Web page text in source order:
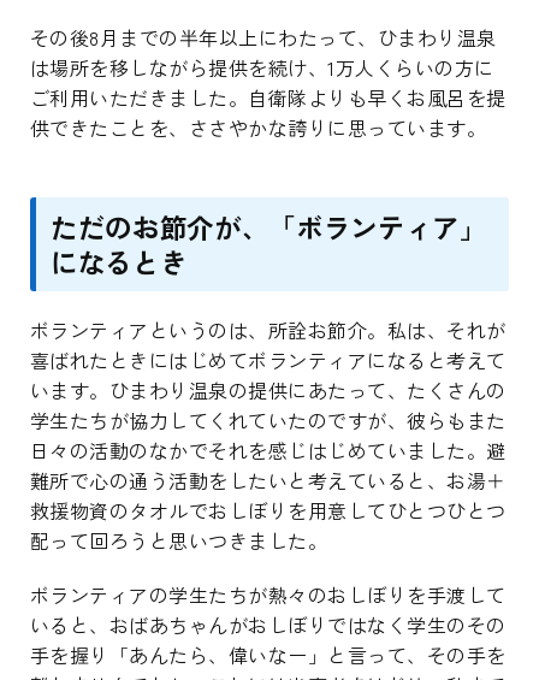
その後8月までの半年以上にわたって、ひまわり温泉
は場所を移しながら提供を続け、1万人くらいの方に
ご利用いただきました。自衛隊よりも早くお風呂を提
供できたことを、ささやかな誇りに思っています。
ただのお節介が、「ボランティア」
になるとき
ボランティアというのは、所詮お節介。私は、それが
喜ばれたときにはじめてボランティアになると考えて
います。ひまわり温泉の提供にあたって、たくさんの
学生たちが協力してくれていたのですが、彼らもまた
日々の活動のなかでそれを感じはじめていました。避
難所で心の通う活動をしたいと考えていると、お湯＋
救援物資のタオルでおしぼりを用意してひとつひとつ
配って回ろうと思いつきました。
ボランティアの学生たちが熱々のおしぼりを手渡して
いると、おばあちゃんがおしぼりではなく学生のその
手を握り「あんたら、偉いなー」と言って、その手を